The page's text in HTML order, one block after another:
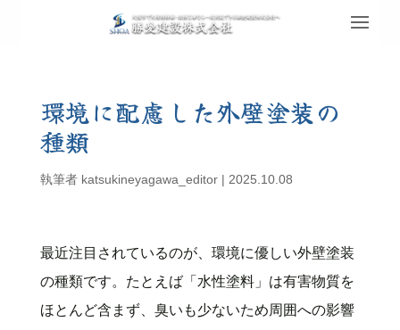
環境に配慮した外壁塗装の
種類
執筆者 katsukineyagawa_editor| 2025.10.08
最近注目されているのが、環境に優しい外壁塗装
の種類です。たとえば「水性塗料」は有害物質を
ほとんど含まず、臭いも少ないため周囲への影響